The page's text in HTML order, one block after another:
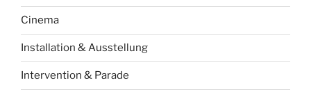
Cinema
Installation & Ausstellung
Intervention & Parade